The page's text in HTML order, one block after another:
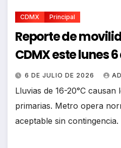
CDMX Principal
Reporte de
CDMX este lunes
6 DE JULIO DE 2026
Lluvias de 16-20°C causan
primarias. Metro opera
aceptable sin contingencia.